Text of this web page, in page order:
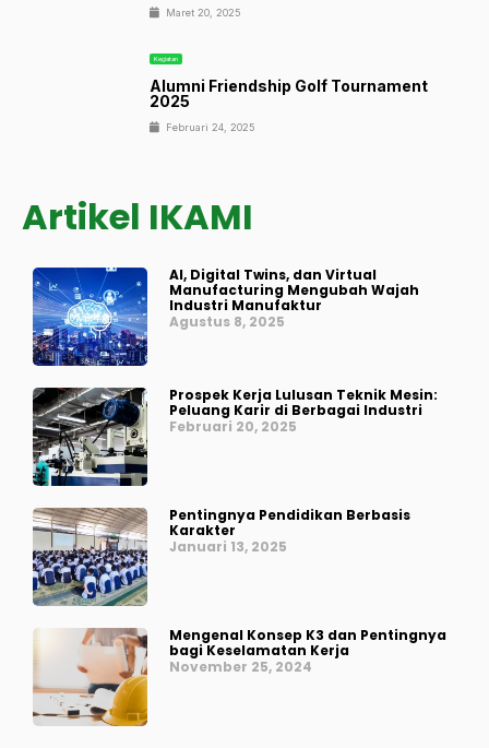
Maret 20, 2025
Kegiatan
Alumni Friendship Golf Tournament
2025
Februari 24, 2025
Artikel IKAMI
AI, Digital Twins, dan Virtual
Manufacturing Mengubah Wajah
Industri Manufaktur
Agustus 8, 2025
Prospek Kerja Lulusan Teknik Mesin:
Peluang Karir di Berbagai Industri
Februari 20, 2025
Pentingnya Pendidikan Berbasis
Karakter
Januari 13, 2025
Mengenal Konsep K3 dan Pentingnya
bagi Keselamatan Kerja
November 25, 2024